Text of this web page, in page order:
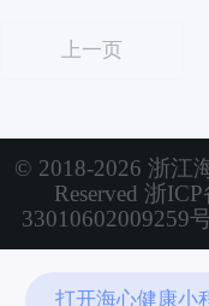
上一页
© 2018-2026 浙江
Reserved 浙ICP
33010602009259
打开海心健康小